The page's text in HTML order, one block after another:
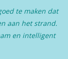
te maken dat
aan het strand.
en intelligent